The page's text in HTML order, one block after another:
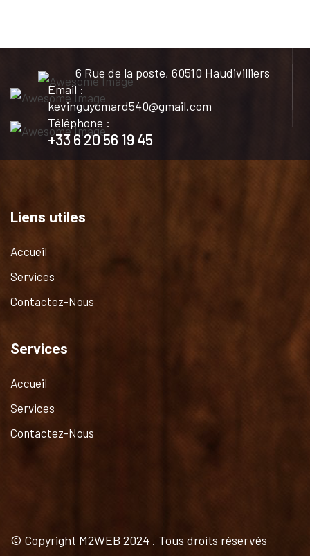
6 Rue de la poste, 60510 Haudivilliers
Email :
kevinguyomard540@gmail.com
Téléphone :
+33 6 20 56 19 45
Liens utiles
Accueil
Services
Contactez-Nous
Services
Accueil
Services
Contactez-Nous
© Copyright M2WEB 2024 . Tous droits réservés